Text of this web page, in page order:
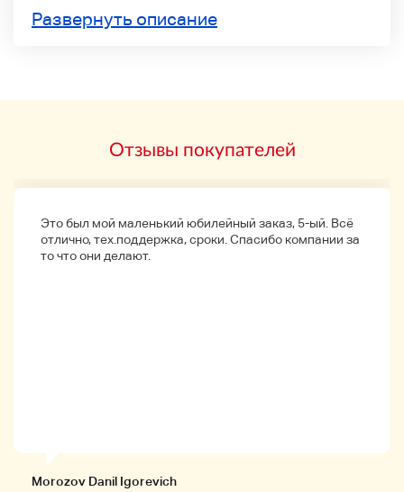
Фондовый список
★ Номер продукта ★705
* Нет никаких аксессуаров, кроме
Состояние может меняться во время
Развернуть описание
Отзывы покупателей
Это был мой маленький юбилейный заказ, 5-ый. Всё
отлично, тех.поддержка, сроки. Спасибо компании за
то что они делают.
Morozov Danil Igorevich